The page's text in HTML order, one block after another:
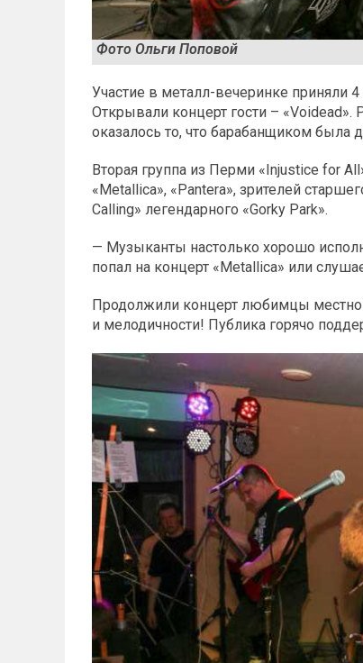
Фото Ольги Поповой
Участие в металл-вечеринке приняли
Открывали концерт гости –
оказалось то, что барабанщиком была
Вторая группа из Перми «Injustice for
«Metallica», «Pantera», зрителей
Calling» легендарного «Gorky Park».
— Музыканты настолько хорошо
попал на концерт «Metallica» или
Продолжили концерт любимцы местной
и мелодичности! Публика горячо